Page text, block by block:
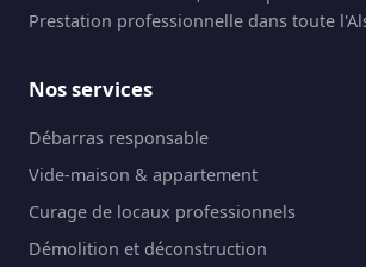
Prestation professionnelle dans toute
Nos services
Débarras responsable
Vide-maison & appartement
Curage de locaux professionnels
Démolition et déconstruction